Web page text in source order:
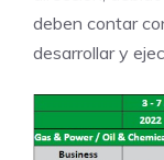
deben contar
desarrollar y